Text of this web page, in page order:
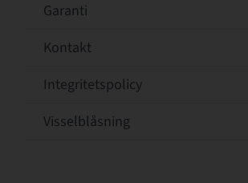
Garanti
Kontakt
Integritetspolicy
Visselblåsning